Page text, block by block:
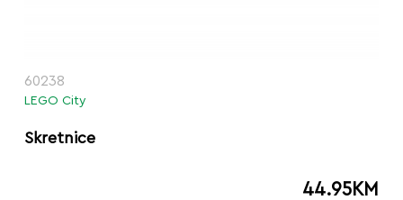
60238
LEGO City
Skretnice
44.95KM